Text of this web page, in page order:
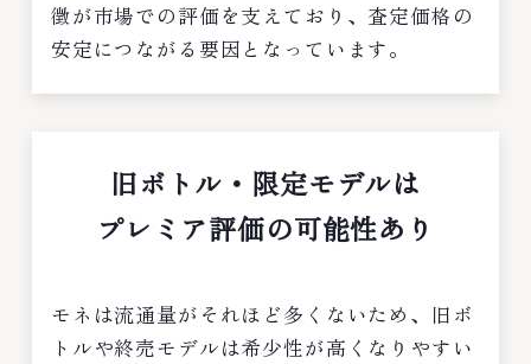
徴が市場での評価を支えており、査定価格の
安定につながる要因となっています。
旧ボトル・限定モデルは
プレミア評価の可能性あり
モネは流通量がそれほど多くないため、旧ボ
トルや終売モデルは希少性が高くなりやすい